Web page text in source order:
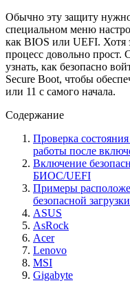
Обычно эту защиту
специальном меню
как BIOS или UEFI. Хотя
процесс довольно
узнать, как безопасно
Secure Boot, чтобы
или 11 с самого начала.
Содержание
Проверка
работы после
Включение
БИОС/UEFI
Примеры
безопасной
ASUS
AsRock
Acer
Lenovo
MSI
Gigabyte